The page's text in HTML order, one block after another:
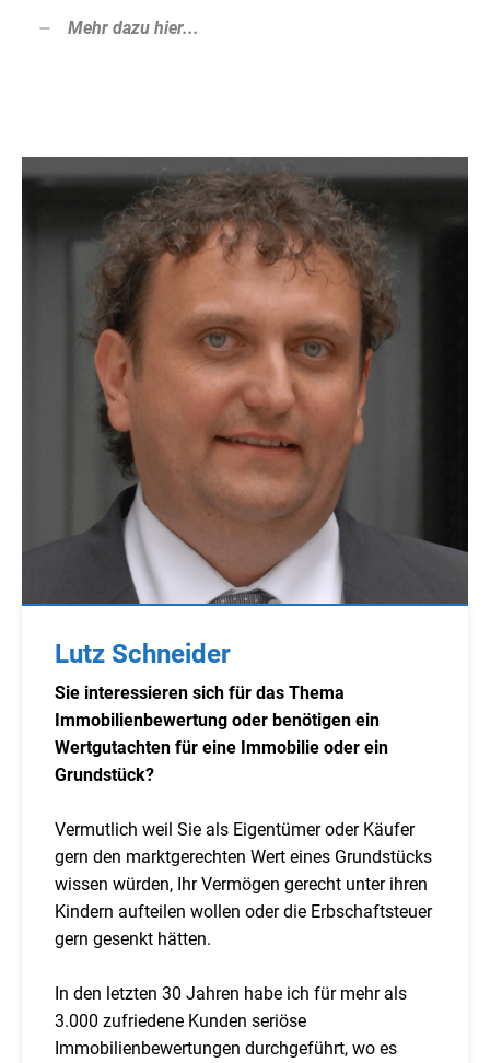
Mehr dazu hier...
Lutz Schneider
Sie interessieren sich für das Thema
Immobilienbewertung oder benötigen ein
Wertgutachten für eine Immobilie oder ein
Grundstück?
Vermutlich weil Sie als Eigentümer oder Käufer
gern den marktgerechten Wert eines Grundstücks
wissen würden, Ihr Vermögen gerecht unter ihren
Kindern aufteilen wollen oder die Erbschaftsteuer
gern gesenkt hätten.
In den letzten 30 Jahren habe ich für mehr als
3.000 zufriedene Kunden seriöse
Immobilienbewertungen durchgeführt, wo es